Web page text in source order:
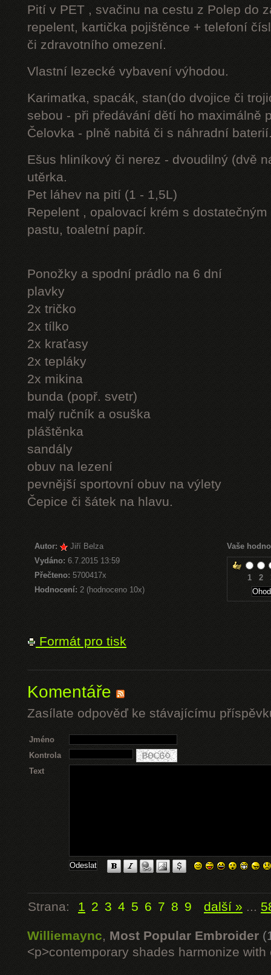
Pití v PET , svačinu na cestu z Polep do
repelent, kartička pojištěnce + telefoní
či zdravotního omezení.
Vlastní lezecké vybavení výhodou.
Karimatka, spacák, stan(do dvojice či
sebou - při předávání dětí ho maximálně
Čelovka - plně nabitá či s náhradní
Ešus hliníkový či nerez - dvoudilný (dvě
utěrka.
Pet láhev na pití (1 - 1,5L)
Repelent , opalovací krém s
pastu, toaletní papír.
Ponožky a spodní prádlo na 6 dní
plavky
2x tričko
2x tílko
2x kraťasy
2x tepláky
2x mikina
bunda (popř. svetr)
malý ručník a osuška
pláštěnka
sandály
obuv na lezení
pevnější sportovní obuv na výlety
Čepice či šátek na hlavu.
Autor:
Jiří Belza
Vydáno: 6.7.2015 13:59
Přečteno: 5700417x
Hodnocení: 2 (hodnoceno 10x)
Vaše
1 2
Formát pro tisk
Komentáře
Zasílate odpověď ke stávajícímu
Jméno
Kontrola
Text
Strana: 1 2 3 4 5 6 7 8 9 další » ...
Williemaync, Most Popular Embroider
<p>contemporary shades harmonize